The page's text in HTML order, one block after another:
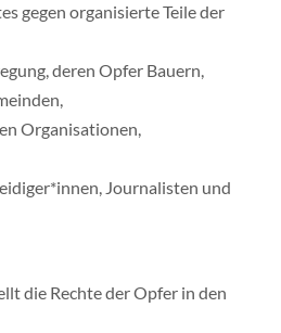
gegen organisierte Teile der
deren Opfer Bauern,
Organisationen,
Journalisten und
die Rechte der Opfer in den